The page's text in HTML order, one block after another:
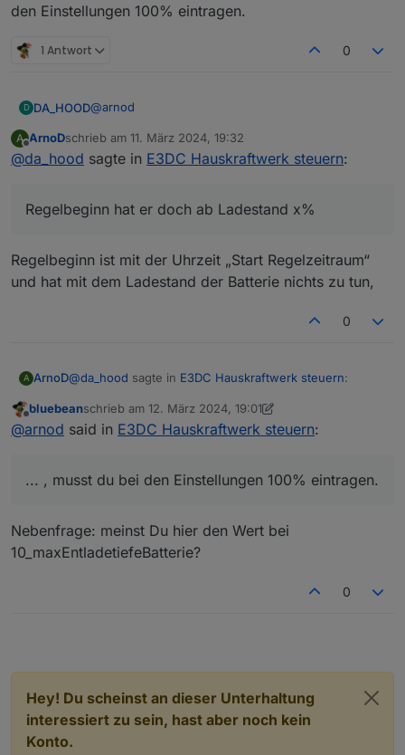
den Einstellungen 100% eintragen.
1 Antwort 0
D DA_HOOD@arnod
Vielen lieben Dank!
morgen macht. Prognosen etc. Sind jetzt welche da,
Regel anfang/Ende errechnet er sich doch alles
Ich habe den Compact 14, nutzbar 11,2kwh. Jetzt
und dann hat er mit bei vollen Akku noch 8,8 kwh
die Gesamtkapazität eintragen müssen 🤔
A
Offline
ArnoDschrieb am 11. März 2024, 19:32
zuletzt editiert von
@da_hood sagte in E3DC Hauskraftwerk steuern:
Regelbeginn hat er doch ab Ladestand x%
Regelbeginn ist mit der Uhrzeit „Start Regelzeitraum“
und hat mit dem Ladestand der Batterie nichts zu tun,
0
A ArnoD@da_hood sagte in E3DC Hauskraftwerk steuern:
Regel anfang/Ende errechnet er sich doch alles
das Script aber falsche Werte. Wollte nur sicher gehen,
dass es nicht eventuell daran liegt. In der nächsten
Habe auch keinen Parameter im Kopf wo man hätte
Die Gesamtkapazität der Batterie wird über den e3dc-
rscp Adapter direkt ausgelesen. Wenn da bereits die
Offline
bluebeanschrieb am 12. März 2024, 19:01
zuletzt editiert von bluebean3. Dez. 2024, 20:15
@arnod said in E3DC Hauskraftwerk steuern:
... , musst du bei den Einstellungen 100% eintragen.
Nebenfrage: meinst Du hier den Wert bei
10_maxEntladetiefeBatterie?
0
Hey! Du scheinst an dieser Unterhaltung
interessiert zu sein, hast aber noch kein
Konto.